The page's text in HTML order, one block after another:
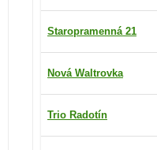
Staropramenná 21
Nová Waltrovka
Trio Radotín